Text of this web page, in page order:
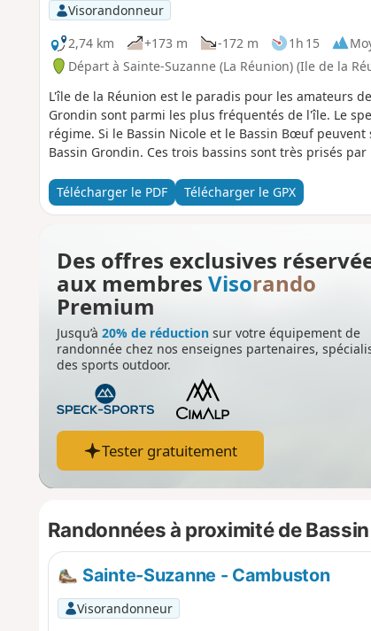
Visorandonneur
2,74 km
+173 m -172 m 1h 15
Départ à Sainte-Suzanne (La Réunion) (Ile de la
L'île de la Réunion est le paradis pour les amateurs
Grondin sont parmi les plus fréquentés de l'île. Le
régime. Si le Bassin Nicole et le Bassin Bœuf
Bassin Grondin. Ces trois bassins sont très prisés
Télécharger le PDF Télécharger le GPX
Des offres exclusives
aux membres Visorando
Premium
Jusqu’à 20% de réductionsur votre équipement de
randonnée chez nos enseignes partenaires,
des sports outdoor.
Tester gratuitement
Randonnées à proximité de
Sainte-Suzanne - Cambuston
Visorandonneur